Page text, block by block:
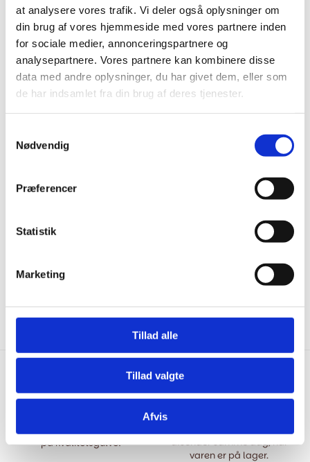
at analysere vores trafik. Vi deler også oplysninger om
din brug af vores hjemmeside med vores partnere inden
for sociale medier, annonceringspartnere og
analysepartnere. Vores partnere kan kombinere disse
data med andre oplysninger, du har givet dem, eller som
de har indsamlet fra din brug af deres tjenester.
Nødvendig
Præferencer
Statistik
Marketing
Tillad alle
Tillad valgte
Afvis
Andre har også kigget
på...
Stone XXL
oprindelige
pris
499,00 kr..
aktuelle
pris
399,00 kr..
Vinylgulv - SPC Cameron
oprindelige
var:
aktuelle
er:
Vi har Danmarks billigste priser
på kvalitetsgulve!
afsender samme dag, når
varen er på lager.